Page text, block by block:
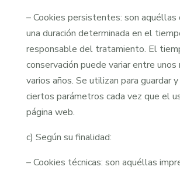
– Cookies persistentes: son aquéllas
una duración determinada en el
responsable del tratamiento. El
conservación puede variar entre unos
varios años. Se utilizan para guardar
ciertos parámetros cada vez que el
página web.
c) Según su finalidad:
– Cookies técnicas: son aquéllas